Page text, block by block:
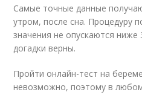
Самые точные данные
утром, после сна. Процедуру
значения не опускаются ниже
догадки верны.
Пройти онлайн-тест на
невозможно, поэтому в